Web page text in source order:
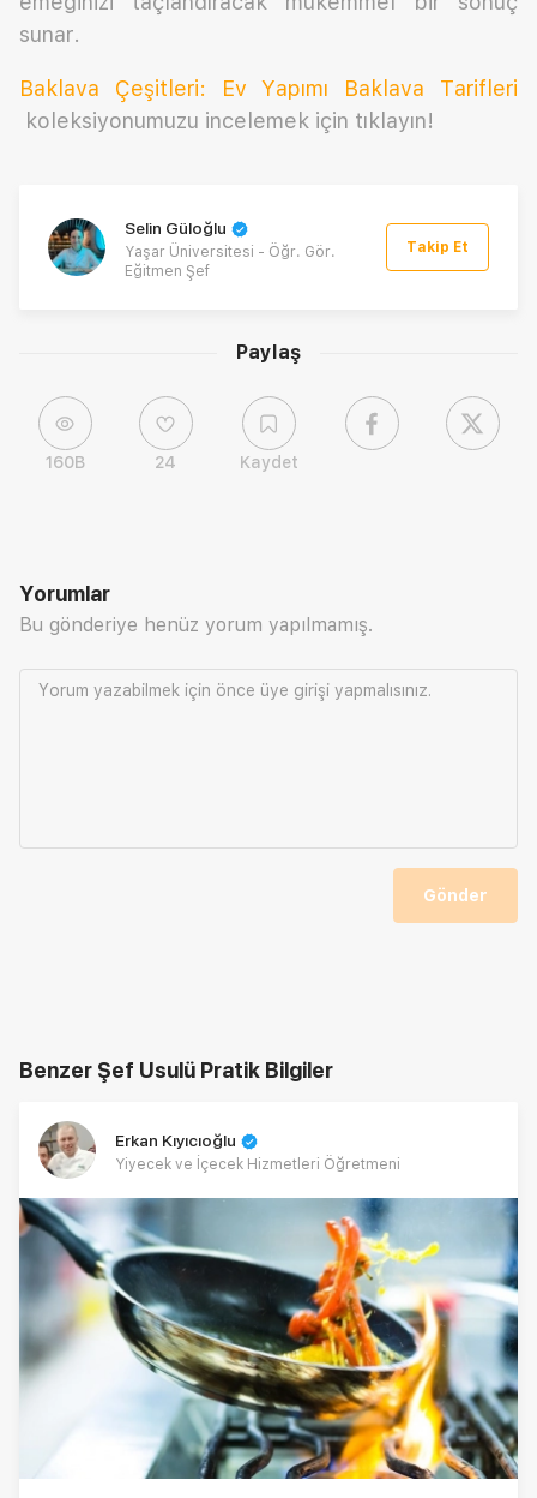
Paylaş
160B 24 Kaydet
sunar.
Baklava Çeşitleri: Ev Yapımı Baklava Tarifleri
koleksiyonumuzu incelemek için tıklayın!
Selin Güloğlu
Yaşar Üniversitesi - Öğr. Gör.
Eğitmen Şef
Takip Et
Yorumlar
Bu gönderiye henüz yorum yapılmamış.
Yorum yazabilmek için önce üye girişi yapmalısınız.
Gönder
Benzer Şef Usulü Pratik Bilgiler
Erkan Kıyıcıoğlu
Yiyecek ve İçecek Hizmetleri Öğretmeni